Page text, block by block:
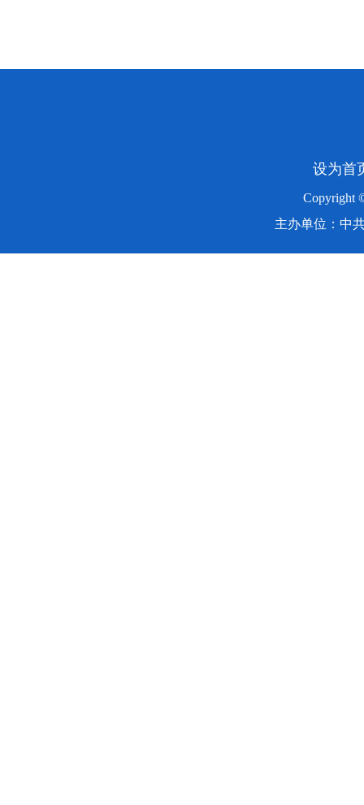
设为首
Copyright
主办单位：中